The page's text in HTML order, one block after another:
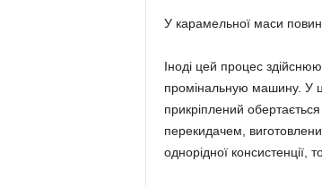
У карамельної маси
Іноді цей процес
промінальную машину. У
прикріплений
перекидачем,
однорідної консистенції,